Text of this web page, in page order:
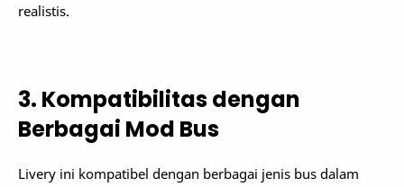
realistis.
3. Kompatibilitas dengan
Berbagai Mod Bus
Livery ini kompatibel dengan berbagai jenis bus dalam